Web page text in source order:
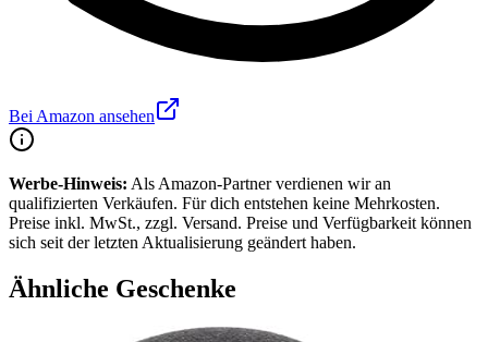
Bei Amazon ansehen
Werbe-Hinweis: Als Amazon-Partner verdienen wir an
qualifizierten Verkäufen. Für dich entstehen keine Mehrkosten.
Preise inkl. MwSt., zzgl. Versand. Preise und Verfügbarkeit können
sich seit der letzten Aktualisierung geändert haben.
Ähnliche Geschenke